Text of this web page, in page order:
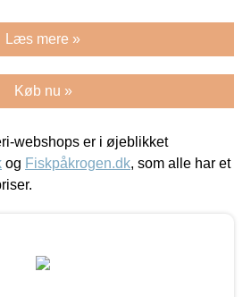
Læs mere »
Køb nu »
webshops er i øjeblikket
og Fiskpåkrogen.dk, som alle har et